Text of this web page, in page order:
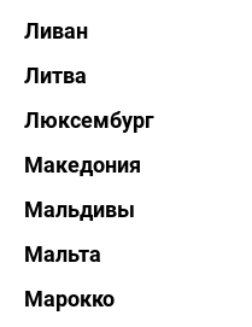
Ливан
Литва
Люксембург
Македония
Мальдивы
Мальта
Марокко